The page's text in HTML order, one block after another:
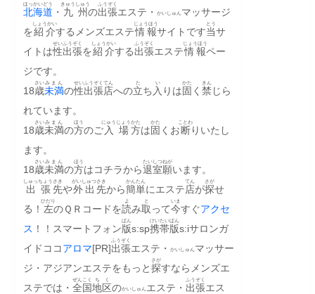
北海道
ほっかいどう
・ 九州
きゅうしゅう
の出張
ふうぞく
エステ・ かいしゅん マッサージ
を紹介
しょうかい
するメンズエステ情報
じょうほう
サイトです当
とう
サ
イトは性
せい
出張
ふうぞく
を紹介
しょうかい
する出張
ふうぞく
エステ情報
じょうほう
ペー
ジです。
18歳
さい
未満
みまん
の性
せい
出張
ふうぞく
店
てん
への立
た
ち 入
い
りは固
かた
く 禁
きん
じら
れています。
18歳
さい
未満
みまん
の方
ほう
のご 入場
にゅうじょう
方
かた
は固
かた
くお断
ことわ
りいたし
ます。
18歳
さい
未満
みまん
の方
ほう
はコチラから退室
たいしつ
願
ねが
います。
出張
しゅっちょう
先
さき
や外出
がいしゅつ
先
さき
から簡単
かんたん
にエステ店
てん
が探
さが
せ
る！ 左
ひだり
のＱＲコードを読
よ
み取
と
って今
いま
すぐアクセ
ス ！！スマートフォン版
ばん
s:sp携帯
けいたい
版
ばん
s:iサロンガ
イドココアロマ[PR]出張
ふうぞく
エステ・ かいしゅん マッサー
ジ・アジアンエステをもっと探
さが
すならメンズエ
ステでは・ 全国
ぜんこく
地区
ちく
のかいしゅん エステ・ 出張
ふうぞく
エス